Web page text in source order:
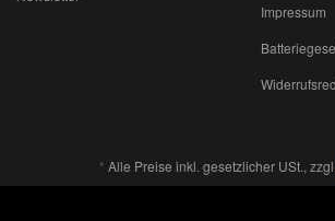
Impressum
* Alle Preise inkl. gesetzlicher USt., zzgl.